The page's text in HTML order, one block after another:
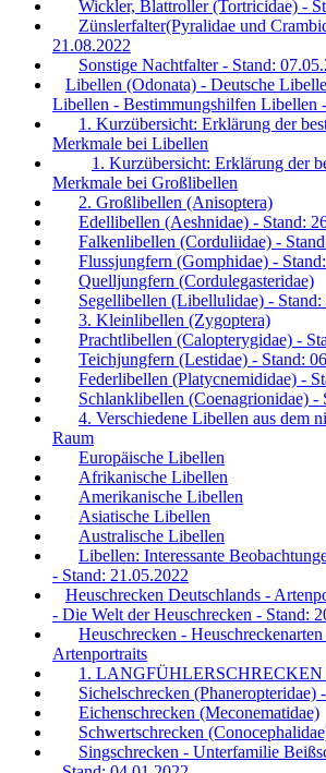
Wickler, Blattroller (Tortricidae) -
Zünslerfalter(Pyralidae und
21.08.2022
Sonstige Nachtfalter - Stand:
Libellen (Odonata) - Deutsche
Libellen - Bestimmungshilfen Libellen
1. Kurzübersicht: Erklärung der
Merkmale bei Libellen
1. Kurzübersicht: Erklärung der
Merkmale bei Großlibellen
2. Großlibellen (Anisoptera)
Edellibellen (Aeshnidae) - Stand:
Falkenlibellen (Corduliidae) -
Flussjungfern (Gomphidae) -
Quelljungfern (Cordulegasteridae)
Segellibellen (Libellulidae) - Stand:
3. Kleinlibellen (Zygoptera)
Prachtlibellen (Calopterygidae) -
Teichjungfern (Lestidae) - Stand:
Federlibellen (Platycnemididae) -
Schlanklibellen (Coenagrionidae) -
4. Verschiedene Libellen aus dem
Raum
Europäische Libellen
Afrikanische Libellen
Amerikanische Libellen
Asiatische Libellen
Australische Libellen
Libellen: Interessante
- Stand: 21.05.2022
Heuschrecken Deutschlands -
- Die Welt der Heuschrecken - Stand:
Heuschrecken -
Artenportraits
1.
Sichelschrecken (Phaneropteridae)
Eichenschrecken (Meconematidae)
Schwertschrecken
Singschrecken - Unterfamilie